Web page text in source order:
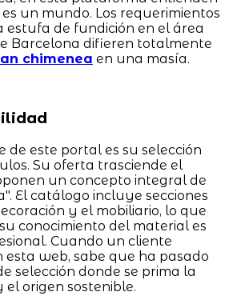
un mundo. Los requerimientos
estufa de fundición en el área
Barcelona difieren totalmente
chimenea en una masía.
de este portal es su selección
Su oferta trasciende el
un concepto integral de
El catálogo incluye secciones
y el mobiliario, lo que
conocimiento del material es
Cuando un cliente
esta web, sabe que ha pasado
selección donde se prima la
origen sostenible.